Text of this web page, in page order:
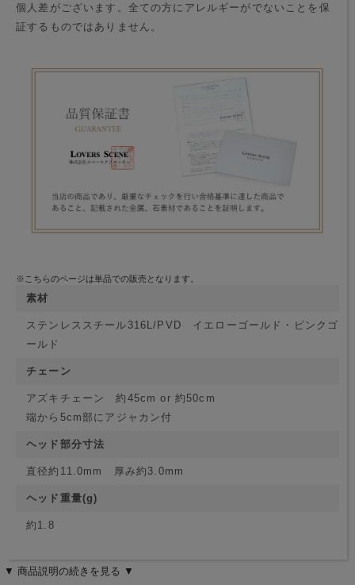
個人差がございます。全ての方にアレルギーがでないことを保
証するものではありません。
※こちらのページは単品での販売となります。
素材
ステンレススチール316L/PVD イエローゴールド・ピンクゴ
ールド
チェーン
アズキチェーン 約45cm or 約50cm
端から5cm部にアジャカン付
ヘッド部分寸法
直径約11.0mm 厚み約3.0mm
ヘッド重量(g)
約1.8
▼ 商品説明の続きを見る ▼